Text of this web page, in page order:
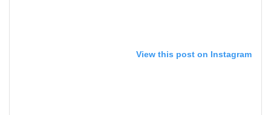
View this post on Instagram